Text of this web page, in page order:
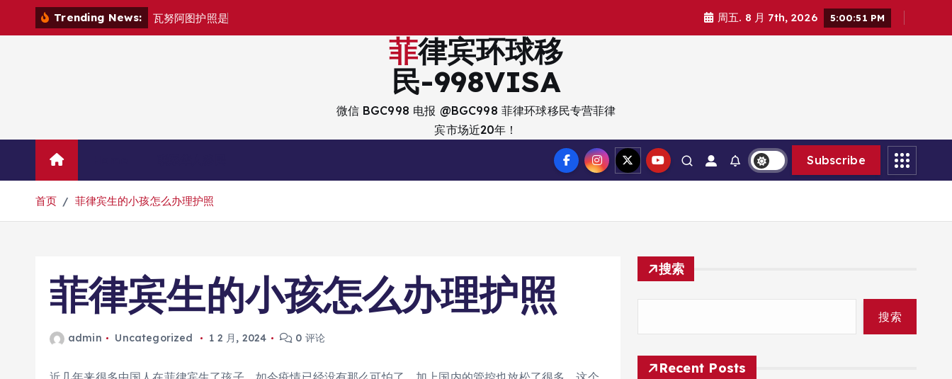
Trending News: 瓦努阿图护照是 周五. 8 月 7th, 2026 5:00:52 PM
菲律宾环球移
民-998VISA
微信 BGC998 电报 @BGC998 菲律环球移民专营菲律
宾市场近20年！
Subscribe
首页 菲律宾生的小孩怎么办理护照
菲律宾生的小孩怎么办理护照
admin Uncategorized 1 2 月, 2024 0 评论
搜索
搜索
Recent Posts